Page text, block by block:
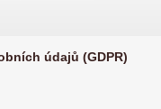
údajů (GDPR)